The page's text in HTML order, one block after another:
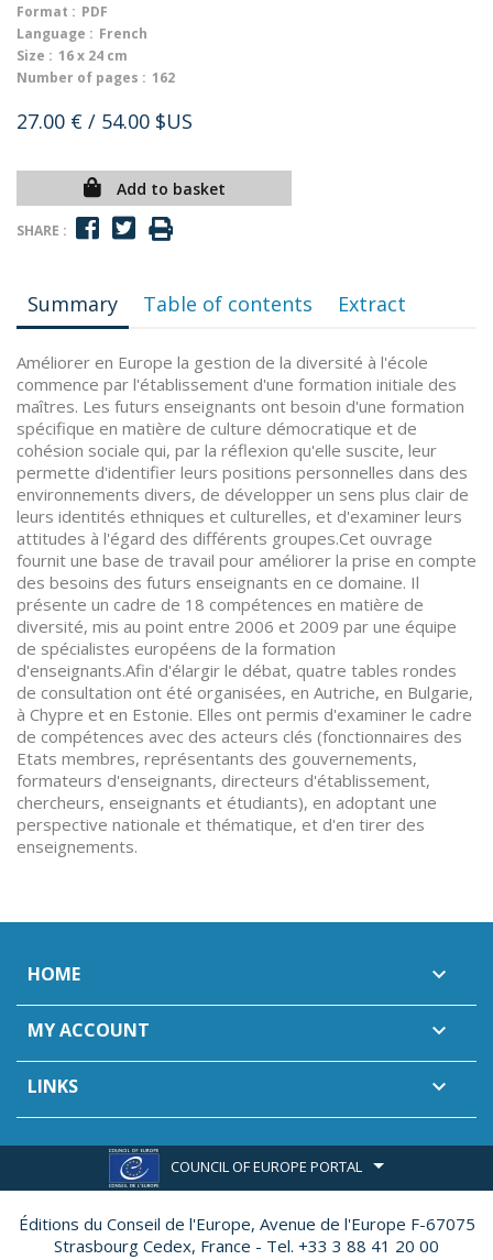
Format : PDF
Language : French
Size : 16 x 24 cm
Number of pages : 162
27.00 € / 54.00 $US
Add to basket
SHARE :
Summary Table of contents Extract
Améliorer en Europe la gestion de la diversité à l'école
commence par l'établissement d'une formation initiale des
maîtres. Les futurs enseignants ont besoin d'une formation
spécifique en matière de culture démocratique et de
cohésion sociale qui, par la réflexion qu'elle suscite, leur
permette d'identifier leurs positions personnelles dans des
environnements divers, de développer un sens plus clair de
leurs identités ethniques et culturelles, et d'examiner leurs
attitudes à l'égard des différents groupes.Cet ouvrage
fournit une base de travail pour améliorer la prise en compte
des besoins des futurs enseignants en ce domaine. Il
présente un cadre de 18 compétences en matière de
diversité, mis au point entre 2006 et 2009 par une équipe
de spécialistes européens de la formation
d'enseignants.Afin d'élargir le débat, quatre tables rondes
de consultation ont été organisées, en Autriche, en Bulgarie,
à Chypre et en Estonie. Elles ont permis d'examiner le cadre
de compétences avec des acteurs clés (fonctionnaires des
Etats membres, représentants des gouvernements,
formateurs d'enseignants, directeurs d'établissement,
chercheurs, enseignants et étudiants), en adoptant une
perspective nationale et thématique, et d'en tirer des
enseignements.
HOME 
MY ACCOUNT 
LINKS 
COUNCIL OF EUROPE PORTAL
Éditions du Conseil de l'Europe, Avenue de l'Europe F-67075
Strasbourg Cedex, France - Tel. +33 3 88 41 20 00